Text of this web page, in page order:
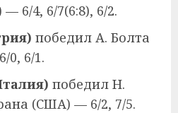
6/4, 6/7(6:8), 6/2.
победил А. Болта
0, 6/1.
победил Н.
(США) — 6/2, 7/5.